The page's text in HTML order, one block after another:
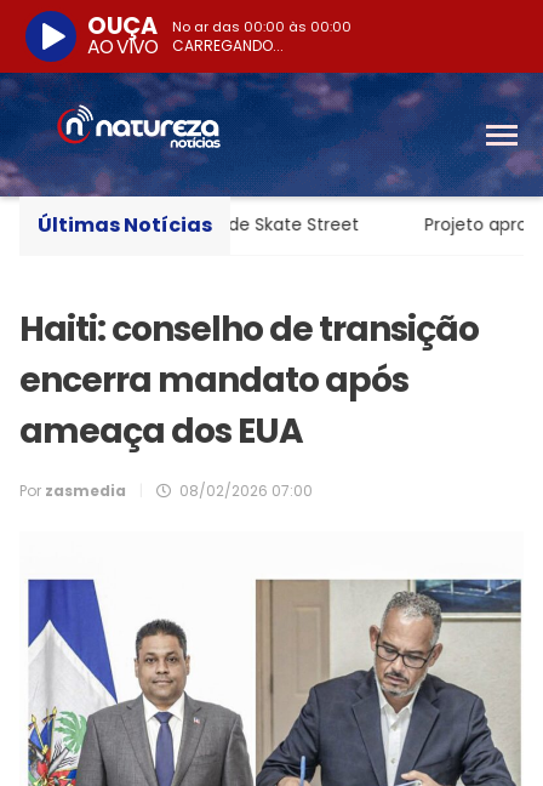
No ar das 00:00 às 00:00
CARREGANDO...
OUÇA
AO VIVO
Últimas Notícias
Internacional de Skate Street Projeto aproxima
Haiti: conselho de transição
encerra mandato após
ameaça dos EUA
Por zasmedia 08/02/2026 07:00